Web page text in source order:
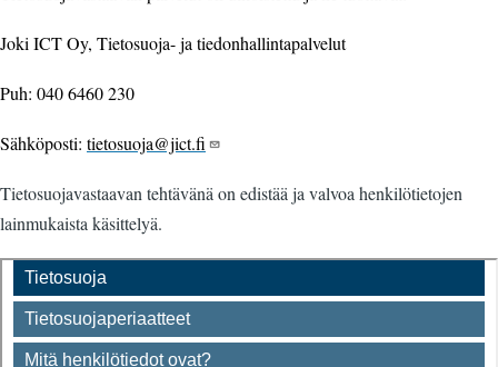
Joki ICT Oy, Tietosuoja- ja tiedonhallintapalvelut
Puh: 040 6460 230
Sähköposti: tietosuoja@jict.fi
Tietosuojavastaavan tehtävänä on edistää ja valvoa henkilötietojen
lainmukaista käsittelyä.